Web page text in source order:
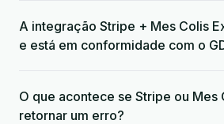
A integração Stripe + Mes Colis
e está em conformidade com o
O que acontece se Stripe ou Mes
retornar um erro?